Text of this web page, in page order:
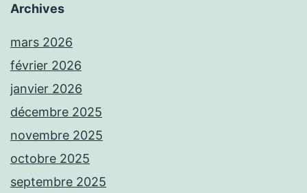
Archives
mars 2026
février 2026
janvier 2026
décembre 2025
novembre 2025
octobre 2025
septembre 2025